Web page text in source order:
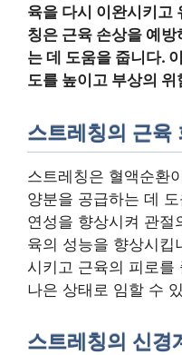
육을 다시 이완시키고
칭은 근육 손상을 예
는 데 도움을 줍니다.
도를 높이고 부상의
스트레칭의 근육
스트레칭은 혈액순환
양분을 공급하는 데
연성을 향상시켜 관절
육의 성능을 향상시킵
시키고 근육의 피로를
나은 상태로 임할 수
스트레칭의 신경